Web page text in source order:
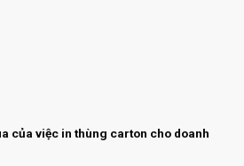
của việc in thùng carton cho doanh